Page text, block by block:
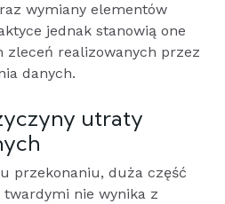
wymiany elementów
jednak stanowią one
zleceń realizowanych przez
danych.
utraty
przekonaniu, duża część
nie wynika z